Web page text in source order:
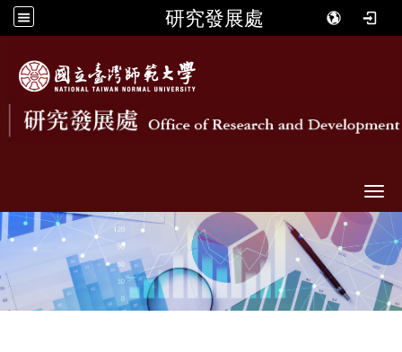
研究發展處